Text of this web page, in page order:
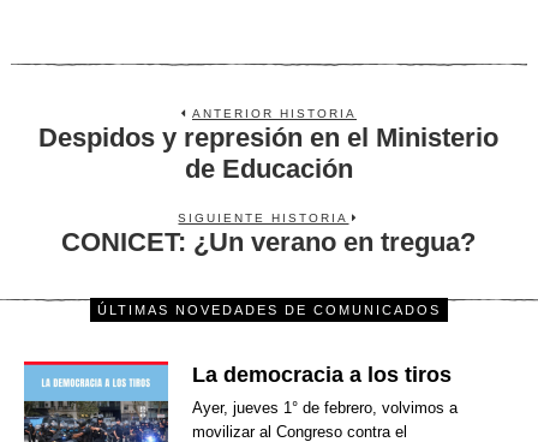
ANTERIOR HISTORIA
Previous
post:
Despidos y represión en el Ministerio
de Educación
SIGUIENTE HISTORIA
Next
CONICET: ¿Un verano en tregua?
ÚLTIMAS NOVEDADES DE COMUNICADOS
La democracia a los tiros
Ayer, jueves 1° de febrero, volvimos a
movilizar al Congreso contra el